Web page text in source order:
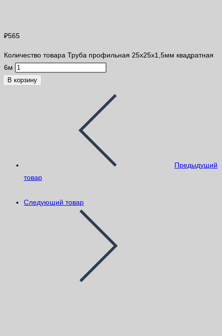
₽565
Количество товара Труба профильная 25х25х1,5мм квадратная
6м
В корзину
Предыдущий
товар
Следующий товар